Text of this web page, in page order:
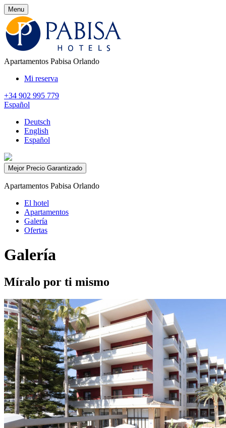
Menu
Apartamentos Pabisa Orlando
Mi reserva
+34 902 995 779
Español
Deutsch
English
Español
Mejor Precio Garantizado
Apartamentos Pabisa Orlando
El hotel
Apartamentos
Galería
Ofertas
Galería
Míralo por ti mismo